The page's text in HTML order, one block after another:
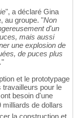
", a déclaré Gina
au groupe. "Non
d'un
mais aussi
une explosion de
de puces plus
"
et le prototypage
pour le
besoin d'une
milliards de dollars
la construction et